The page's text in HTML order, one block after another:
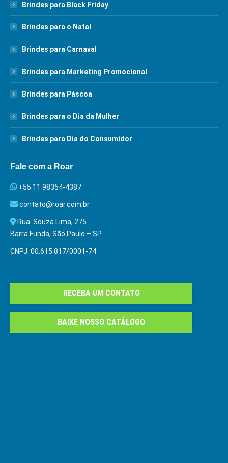
Brindes para Black Friday
Brindes para o Natal
Brindes para Carnaval
Brindes para Marketing Promocional
Brindes para Páscoa
Brindes para o Dia da Mulher
Brindes para Dia do Consumidor
Fale com a Roar
+55 11 98354-4387
contato@roar.com.br
Rua: Souza Lima, 275
Barra Funda, São Paulo – SP
CNPJ: 00.615.817/0001-74
RECEBA UM CONTATO
BAIXE NOSSO CATÁLOGO